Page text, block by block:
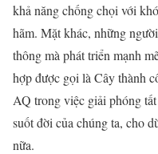
khả năng chống chọi với
hãm. Mặt khác, những
thông mà phát triển mạnh
hợp được gọi là Cây thành
AQ trong việc giải phóng
suốt đời của chúng ta, cho
nữa.